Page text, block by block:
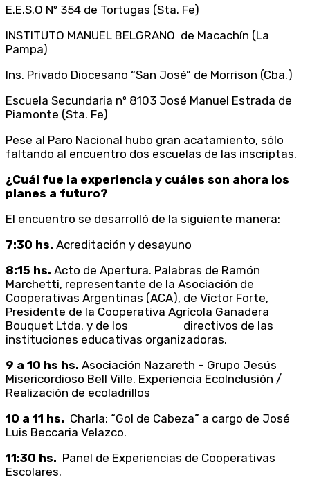
E.E.S.O Nº 354 de Tortugas (Sta. Fe)
INSTITUTO MANUEL BELGRANO de Macachín (La
Pampa)
Ins. Privado Diocesano “San José” de Morrison (Cba.)
Escuela Secundaria nº 8103 José Manuel Estrada de
Piamonte (Sta. Fe)
Pese al Paro Nacional hubo gran acatamiento, sólo
faltando al encuentro dos escuelas de las inscriptas.
¿Cuál fue la experiencia y cuáles son ahora los
planes a futuro?
El encuentro se desarrolló de la siguiente manera:
7:30 hs. Acreditación y desayuno
8:15 hs. Acto de Apertura. Palabras de Ramón
Marchetti, representante de la Asociación de
Cooperativas Argentinas (ACA), de Víctor Forte,
Presidente de la Cooperativa Agrícola Ganadera
Bouquet Ltda. y de los directivos de las
instituciones educativas organizadoras.
9 a 10 hs hs. Asociación Nazareth – Grupo Jesús
Misericordioso Bell Ville. Experiencia EcoInclusión /
Realización de ecoladrillos
10 a 11 hs. Charla: “Gol de Cabeza” a cargo de José
Luis Beccaria Velazco.
11:30 hs. Panel de Experiencias de Cooperativas
Escolares.